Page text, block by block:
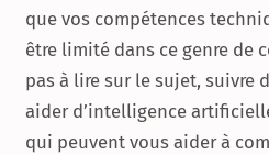
que vos compétences
être limité dans ce genre de
pas à lire sur le sujet, suivre
aider d’intelligence
qui peuvent vous aider à